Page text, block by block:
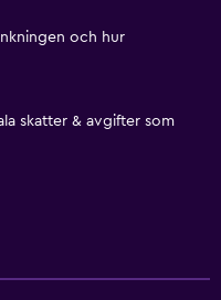
och hur
skatter & avgifter som